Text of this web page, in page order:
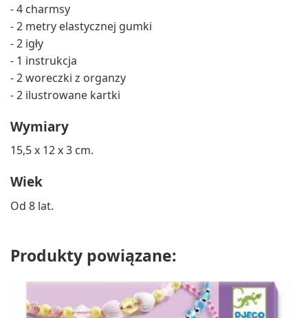
- 4 charmsy
- 2 metry elastycznej gumki
- 2 igły
- 1 instrukcja
- 2 woreczki z organzy
- 2 ilustrowane kartki
Wymiary
15,5 x 12 x 3 cm.
Wiek
Od 8 lat.
Produkty powiązane: